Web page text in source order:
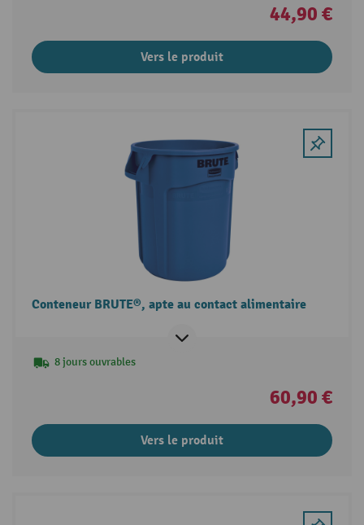
44,90 €
Vers le produit
Conteneur BRUTE®, apte au contact alimentaire
8 jours ouvrables
60,90 €
Vers le produit